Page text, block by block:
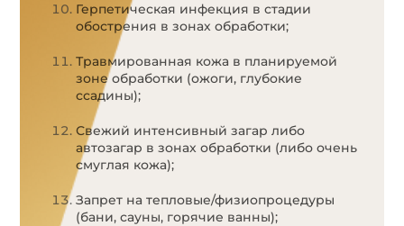
Герпетическая инфекция в стадии
обострения в зонах обработки;
Травмированная кожа в планируемой
зоне обработки (ожоги, глубокие
ссадины);
Свежий интенсивный загар либо
автозагар в зонах обработки (либо очень
смуглая кожа);
Запрет на тепловые/физиопроцедуры
(бани, сауны, горячие ванны);